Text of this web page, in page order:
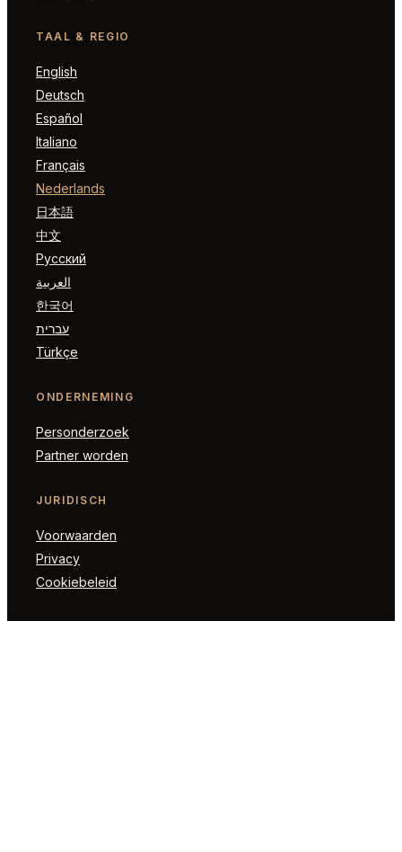
TAAL & REGIO
English
Deutsch
Español
Italiano
Français
Nederlands
日本語
中文
Русский
العربية
한국어
עברית
Türkçe
ONDERNEMING
Personderzoek
Partner worden
JURIDISCH
Voorwaarden
Privacy
Cookiebeleid